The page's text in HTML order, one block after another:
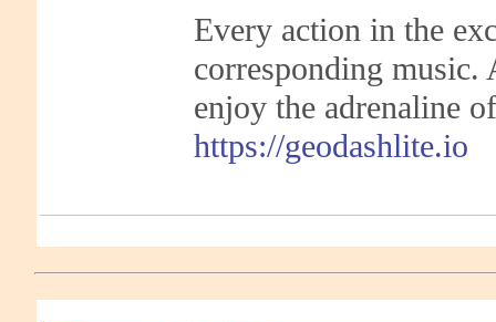
Every action in the
corresponding music.
enjoy the adrenaline
https://geodashlite.io